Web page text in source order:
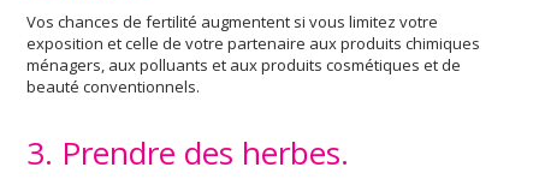
Vos chances de fertilité augmentent si vous limitez votre
exposition et celle de votre partenaire aux produits chimiques
ménagers, aux polluants et aux produits cosmétiques et de
beauté conventionnels.
3. Prendre des herbes.